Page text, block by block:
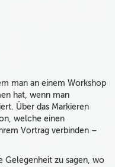
man an einem Workshop
hat, wenn man
Über das Markieren
welche einen
Vortrag verbinden –
Gelegenheit zu sagen, wo